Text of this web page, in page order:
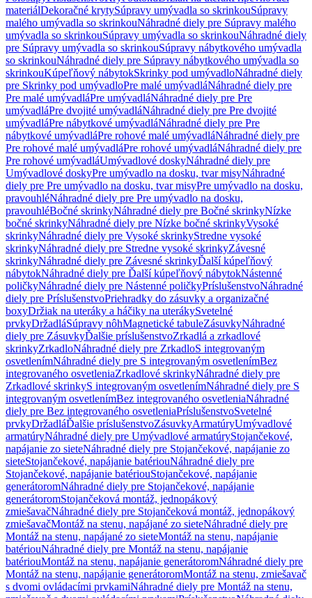
materiálDekoračné krytySúpravy umývadla so skrinkouSúpravy
malého umývadla so skrinkouNáhradné diely pre Súpravy malého
umývadla so skrinkouSúpravy umývadla so skrinkouNáhradné diely
pre Súpravy umývadla so skrinkouSúpravy nábytkového umývadla
so skrinkouNáhradné diely pre Súpravy nábytkového umývadla so
skrinkouKúpeľňový nábytokSkrinky pod umývadloNáhradné diely
pre Skrinky pod umývadloPre malé umývadláNáhradné diely pre
Pre malé umývadláPre umývadláNáhradné diely pre Pre
umývadláPre dvojité umývadláNáhradné diely pre Pre dvojité
umývadláPre nábytkové umývadláNáhradné diely pre Pre
nábytkové umývadláPre rohové malé umývadláNáhradné diely pre
Pre rohové malé umývadláPre rohové umývadláNáhradné diely pre
Pre rohové umývadláUmývadlové doskyNáhradné diely pre
Umývadlové doskyPre umývadlo na dosku, tvar misyNáhradné
diely pre Pre umývadlo na dosku, tvar misyPre umývadlo na dosku,
pravouhléNáhradné diely pre Pre umývadlo na dosku,
pravouhléBočné skrinkyNáhradné diely pre Bočné skrinkyNízke
bočné skrinkyNáhradné diely pre Nízke bočné skrinkyVysoké
skrinkyNáhradné diely pre Vysoké skrinkyStredne vysoké
skrinkyNáhradné diely pre Stredne vysoké skrinkyZávesné
skrinkyNáhradné diely pre Závesné skrinkyĎalší kúpeľňový
nábytokNáhradné diely pre Ďalší kúpeľňový nábytokNástenné
poličkyNáhradné diely pre Nástenné poličkyPríslušenstvoNáhradné
diely pre PríslušenstvoPriehradky do zásuvky a organizačné
boxyDržiak na uteráky a háčiky na uterákySvetelné
prvkyDržadláSúpravy nôhMagnetické tabuleZásuvkyNáhradné
diely pre ZásuvkyĎalšie príslušenstvoZrkadlá a zrkadlové
skrinkyZrkadloNáhradné diely pre ZrkadloS integrovaným
osvetlenímNáhradné diely pre S integrovaným osvetlenímBez
integrovaného osvetleniaZrkadlové skrinkyNáhradné diely pre
Zrkadlové skrinkyS integrovaným osvetlenímNáhradné diely pre S
integrovaným osvetlenímBez integrovaného osvetleniaNáhradné
diely pre Bez integrovaného osvetleniaPríslušenstvoSvetelné
prvkyDržadláĎalšie príslušenstvoZásuvkyArmatúryUmývadlové
armatúryNáhradné diely pre Umývadlové armatúryStojančekové,
napájanie zo sieteNáhradné diely pre Stojančekové, napájanie zo
sieteStojančekové, napájanie batériouNáhradné diely pre
Stojančekové, napájanie batériouStojančekové, napájanie
generátoromNáhradné diely pre Stojančekové, napájanie
generátoromStojančeková montáž, jednopákový
zmiešavačNáhradné diely pre Stojančeková montáž, jednopákový
zmiešavačMontáž na stenu, napájané zo sieteNáhradné diely pre
Montáž na stenu, napájané zo sieteMontáž na stenu, napájanie
batériouNáhradné diely pre Montáž na stenu, napájanie
batériouMontáž na stenu, napájanie generátoromNáhradné diely pre
Montáž na stenu, napájanie generátoromMontáž na stenu, zmiešavač
s dvomi ovládacími prvkamiNáhradné diely pre Montáž na stenu,